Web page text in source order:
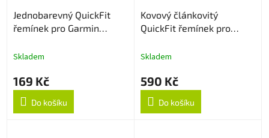
Jednobarevný QuickFit
řemínek pro Garmin
Skladem
169 Kč
Do košíku
Kovový článkovitý
QuickFit řemínek pro
Skladem
590 Kč
Do košíku